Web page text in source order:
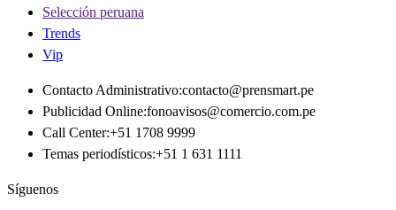
Selección peruana
Trends
Vip
Contacto Administrativo:contacto@prensmart.pe
Publicidad Online:fonoavisos@comercio.com.pe
Call Center:+51 1708 9999
Temas periodísticos:+51 1 631 1111
Síguenos